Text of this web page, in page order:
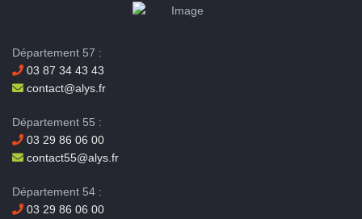
Département 57 :
03 87 34 43 43
contact@alys.fr
Département 55 :
03 29 86 06 00
contact55@alys.fr
Département 54 :
03 29 86 06 00